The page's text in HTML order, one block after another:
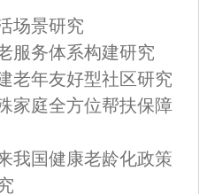
场景研究
服务体系构建研究
老年友好型社区研究
家庭全方位帮扶保障
我国健康老龄化政策